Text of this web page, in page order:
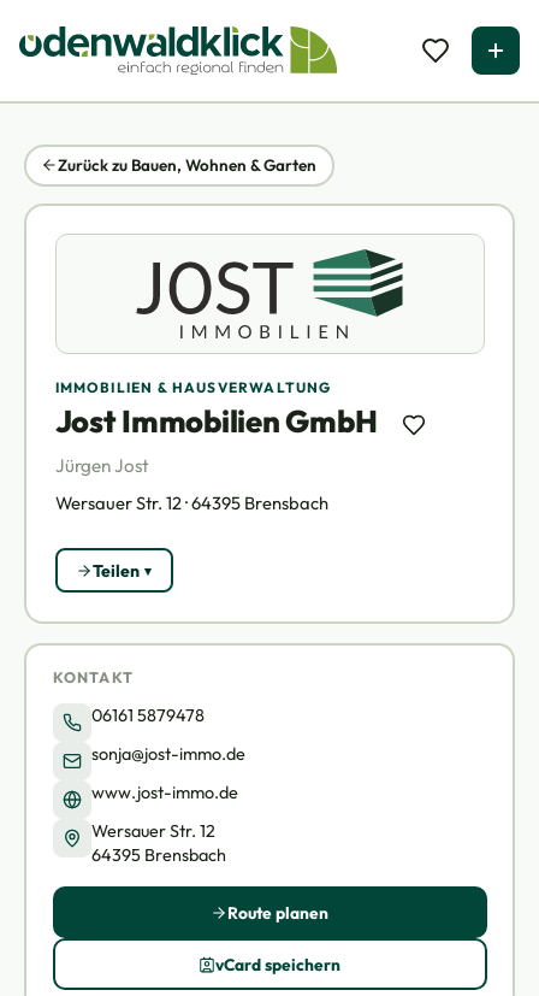
Zurück zu Bauen, Wohnen & Garten
IMMOBILIEN & HAUSVERWALTUNG
Jost Immobilien GmbH
Jürgen Jost
Wersauer Str. 12 · 64395 Brensbach
Teilen
KONTAKT
06161 5879478
sonja@jost-immo.de
www.jost-immo.de
Wersauer Str. 12
64395 Brensbach
Route planen
vCard speichern